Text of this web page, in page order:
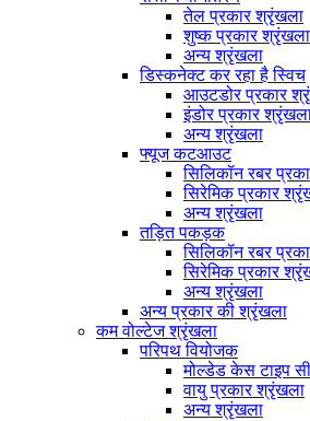
तेल प्रकार श्रृंखला
शुष्क प्रकार श्रृंखला
अन्य श्रृंखला
डिस्कनेक्ट कर रहा है स्विच
आउटडोर प्रकार
इंडोर प्रकार
अन्य श्रृंखला
फ्यूज कटआउट
सिलिकॉन रबर
सिरेमिक प्रकार
अन्य श्रृंखला
तड़ित पकड़क
सिलिकॉन रबर
सिरेमिक प्रकार
अन्य श्रृंखला
अन्य प्रकार की श्रृंखला
कम वोल्टेज श्रृंखला
परिपथ वियोजक
मोल्डेड केस टाइप
वायु प्रकार श्रृंखला
अन्य श्रृंखला